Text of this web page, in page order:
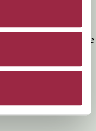
godkjent og
(D-s2,d0) ved
følge anvisningene